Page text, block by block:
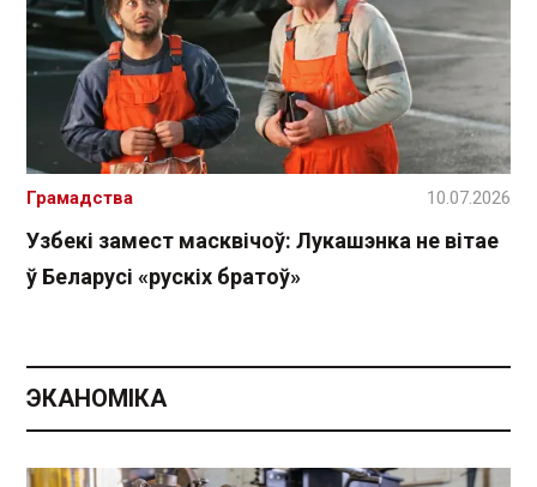
Узбекі замест масквічоў: Лукашэнка не вітае
ў Беларусі «рускіх братоў»
Грамадства 10.07.2026
ЭКАНОМІКА